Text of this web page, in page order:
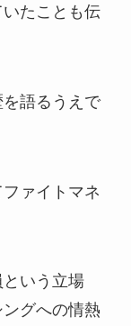
たことも伝
語るうえで
ァイトマネ
いう立場
グへの情熱